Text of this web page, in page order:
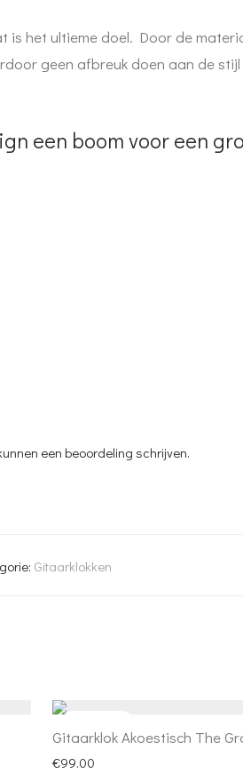
is het ultieme doel. Door de
geen afbreuk doen aan de
een boom voor een
een beoordeling schrijven.
Gitaarklokken
Gitaarklok Akoestisch The
€99.00